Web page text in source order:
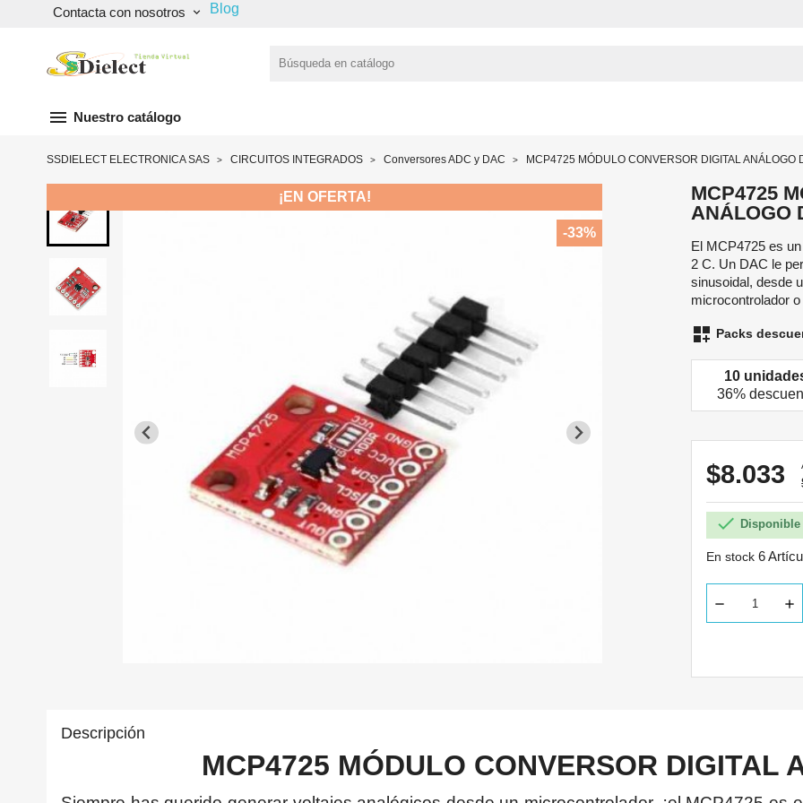
Contacta con nosotros keyboard_arrow_down Blog
menu Nuestro catálogo
SSDIELECT ELECTRONICA SAS CIRCUITOS INTEGRADOS Conversores ADC y DAC MCP4725 MÓDULO CONVERSOR DIGITAL ANÁLOGO
¡EN OFERTA!
-33%
MCP4725
ANÁLOGO
El MCP4725 es
2 C. Un DAC le
sinusoidal, desde
microcontrolador o
dashboard_customize Packs
10
36%
$8.033

En stock 6
Descripción
MCP4725 MÓDULO CONVERSOR DIGITAL